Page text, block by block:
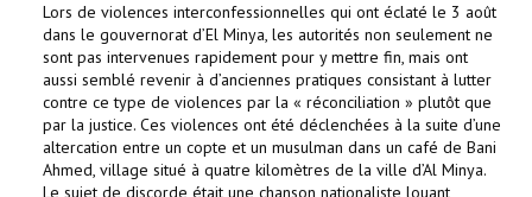
Lors de violences interconfessionnelles qui ont éclaté le 3 août
dans le gouvernorat d’El Minya, les autorités non seulement ne
sont pas intervenues rapidement pour y mettre fin, mais ont
aussi semblé revenir à d’anciennes pratiques consistant à lutter
contre ce type de violences par la « réconciliation » plutôt que
par la justice. Ces violences ont été déclenchées à la suite d’une
altercation entre un copte et un musulman dans un café de Bani
Ahmed, village situé à quatre kilomètres de la ville d’Al Minya.
Le sujet de discorde était une chanson nationaliste louant